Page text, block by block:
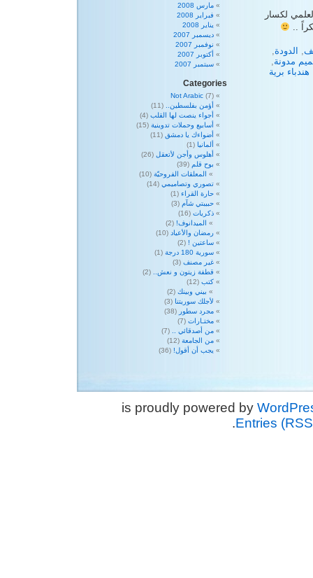
لكسار
..
, الدودة,
مدونة,
هندباء برية
مارس 2008
فبراير 2008
يناير 2008
ديسمبر 2007
نوفمبر 2007
أكتوبر 2007
سبتمبر 2007
Categories
Not Arabic (7)
أؤمن بفلسطين..
(11)
أجواء ينصت لها القلب (4)
أسابيع وحملات تدوينية (15)
أضواءك يا دمشق (11)
ألمانيا (1)
أهلوس وأجن لأتعقل (26)
بوح قلم (39)
المعلقات الفروحيّة (10)
تصوري وتصاميمي (14)
حارة القراء (1)
حبيبتي شآم (3)
ذكريات (16)
الميدانوف! (2)
رمضان والأعياد (10)
ساعتين ! (2)
سورية 180 درجة
(1)
غير مصنف (3)
قطفة زيتون و نعش..
(2)
كتب (12)
بيني وبينك (2)
لأجلك سوريتنا (3)
مجرد سطور (38)
مختـارات (7)
من أصدقائي ..
(7)
من الجامعة (12)
يجب أن أقول! (36)
Entries
.